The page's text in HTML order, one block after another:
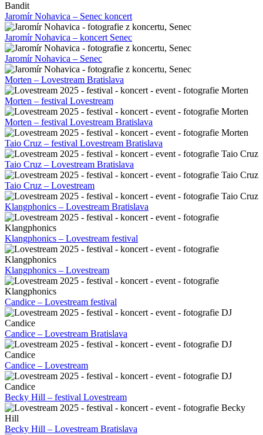
Jaromír Nohavica – Senec koncert
Jaromír Nohavica – koncert Senec
Jaromír Nohavica – Senec
Morten – Lovestream Bratislava
Morten – festival Lovestream
Morten – festival Lovestream Bratislava
Taio Cruz – festival Lovestream Bratislava
Taio Cruz – Lovestream Bratislava
Taio Cruz – Lovestream
Klangphonics – Lovestream Bratislava
Klangphonics – Lovestream festival
Klangphonics – Lovestream
Candice – Lovestream festival
Candice – Lovestream Bratislava
Candice – Lovestream
Becky Hill – festival Lovestream
Becky Hill – Lovestream Bratislava